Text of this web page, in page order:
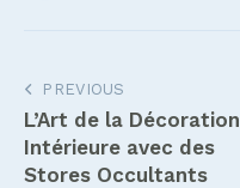
Navigation
de
l’article
PREVIOUS
L’Art de la Décoration
Intérieure avec des
Stores Occultants